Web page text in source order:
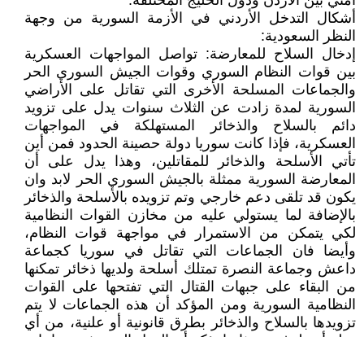
أشكال التدخل الأردني في الأزمة السورية من وجهة
النظر السعودية:
إدخال السلاح للمعارضة: تواصل المواجهات العسكرية
بين قوات النظام السوري وقوات الجيش السوري الحر
والجماعات المسلحة الأخرى التي تقاتل على الأراضي
السورية لمدة زادت عن الثلاث سنوات يدل على تزويد
دائم بالسلاح والذخائر المستهلكة في المواجهات
العسكرية، فإذا كانت سوريا دولة حصينة الحدود فمن أين
تأتي الأسلحة والذخائر للمقاتلين، وهذا يدل على أن
المعارضة السورية ممثلة بالجيش السوري الحر لابد وان
يكون قد تلقى دعم خارجي وتم تزويده بالأسلحة والذخائر
بالإضافة لما يستولي عليه من مخازن القوات النظامية
لكي يتمكن من الاستمرار في مواجهة قوات النظام،
وأيضا فان الجماعات التي تقاتل في سوريا كجماعة
داعش وجماعة النصرة تمتلك أسلحة ولديها ذخائر تمكنها
من البقاء على جبهات القتال التي تفتحها على القوات
النظامية السورية ومن المؤكد أن هذه الجماعات لا يتم
تزويدها بالسلاح والذخائر بطرق قانونية أو علنية، من أي